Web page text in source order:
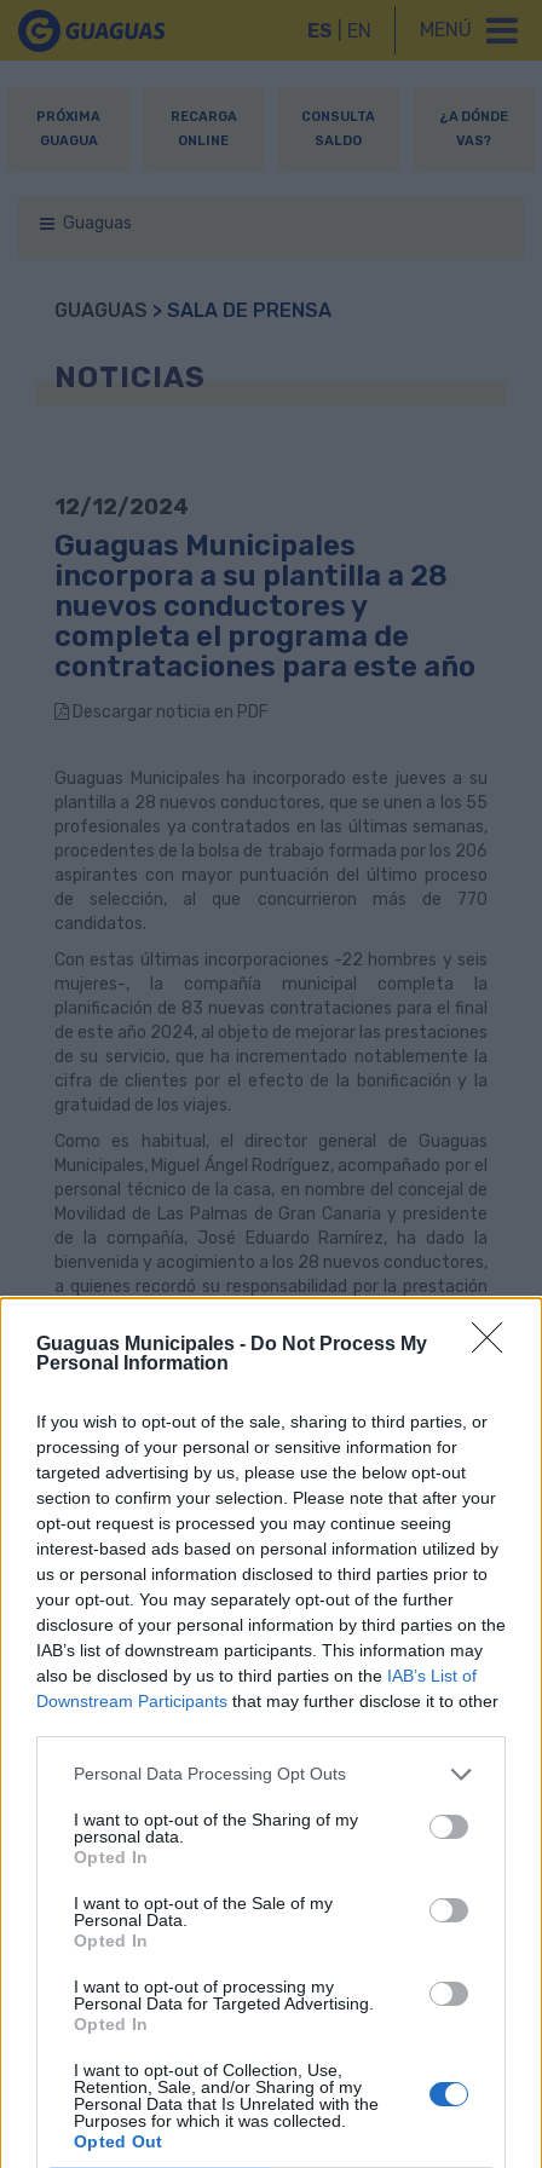
Guaguas Municipales - Do Not Process My
Personal Information
If you wish to opt-out of the sale, sharing to third parties, or
processing of your personal or sensitive information for
targeted advertising by us, please use the below opt-out
section to confirm your selection. Please note that after your
opt-out request is processed you may continue seeing
interest-based ads based on personal information utilized by
us or personal information disclosed to third parties prior to
your opt-out. You may separately opt-out of the further
disclosure of your personal information by third parties on the
IAB’s list of downstream participants. This information may
also be disclosed by us to third parties on the IAB’s List of
Downstream Participants that may further disclose it to other
Personal Data Processing Opt Outs
I want to opt-out of the Sharing of my
personal data.
Opted In
I want to opt-out of the Sale of my
Personal Data.
Opted In
I want to opt-out of processing my
Personal Data for Targeted Advertising.
Opted In
I want to opt-out of Collection, Use,
Retention, Sale, and/or Sharing of my
Personal Data that Is Unrelated with the
Purposes for which it was collected.
Opted Out
MENÚ
ES EN
PRÓXIMA
GUAGUA
RECARGA
ONLINE
CONSULTA
SALDO
¿A DÓNDE
VAS?
Guaguas
GUAGUAS > SALA DE PRENSA
NOTICIAS
12/12/2024
Guaguas Municipales
incorpora a su plantilla a 28
nuevos conductores y
completa el programa de
contrataciones para este año
Descargar noticia en PDF
Guaguas Municipales ha incorporado este jueves a su
plantilla a 28 nuevos conductores, que se unen a los 55
profesionales ya contratados en las últimas semanas,
procedentes de la bolsa de trabajo formada por los 206
aspirantes con mayor puntuación del último proceso
de selección, al que concurrieron más de 770
candidatos.
Con estas últimas incorporaciones -22 hombres y seis
mujeres-, la compañía municipal completa la
planificación de 83 nuevas contrataciones para el final
de este año 2024, al objeto de mejorar las prestaciones
de su servicio, que ha incrementado notablemente la
cifra de clientes por el efecto de la bonificación y la
gratuidad de los viajes.
Como es habitual, el director general de Guaguas
Municipales, Miguel Ángel Rodríguez, acompañado por el
personal técnico de la casa, en nombre del concejal de
Movilidad de Las Palmas de Gran Canaria y presidente
de la compañía, José Eduardo Ramírez, ha dado la
bienvenida y acogimiento a los 28 nuevos conductores,
a quienes recordó su responsabilidad por la prestación
de la capital.
Guaguas Municipales facilita la
movilidad de los voluntarios de Casa
Galicia en la campaña benéfica de
Navidad
16/12/2024
Guaguas Municipales ha donado 75 bonos a Casa
Galicia, que se entregarán a los voluntarios, para
facilitar sus desplazamientos por la ciudad durante
esta época para el reparto de juguete con motivo de
una nueva edición de la campaña benéfica “+Que
ediciones anteriores, el movimiento voluntario y
familias de Las Palmas de Gran Canaria con escasez de
recursos pudieran tener acceso a más de 15.000
juguetes donados por... LEER MÁS
Guaguas Municipales facilita el uso
al incorporar la tarjeta Live en su
aplicativo para móviles
11/12/2024
Guaguas Municipales amplía el abanico de posibilidades
para que los turistas que visitan la ciudad hagan uso del
transporte público colectivo. La empresa pública de